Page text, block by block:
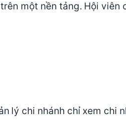
một nền tảng. Hội viên
lý chi nhánh chỉ xem chi